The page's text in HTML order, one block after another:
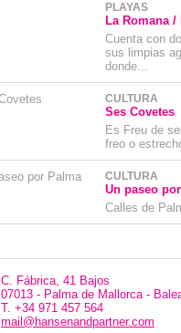
PLAYAS
La Romana
Cuenta con
sus limpias
donde...
CULTURA
Ses Covetes
Es Freu de
freo o
CULTURA
Un paseo
Calles de
C. Fábrica, 41 Bajos
07013 - Palma de Mallorca -
T. +34 971 457 564
mail@hansenandpartner.com